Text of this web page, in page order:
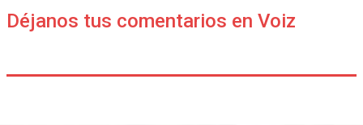
Déjanos tus comentarios en Voiz